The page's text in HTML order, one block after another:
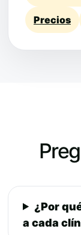
Precios
¿Por
a cada